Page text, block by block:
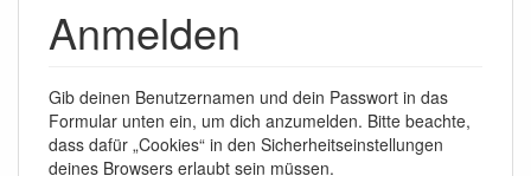
Anmelden
Gib deinen Benutzernamen und dein Passwort in das
Formular unten ein, um dich anzumelden. Bitte beachte,
dass dafür „Cookies“ in den Sicherheitseinstellungen
deines Browsers erlaubt sein müssen.